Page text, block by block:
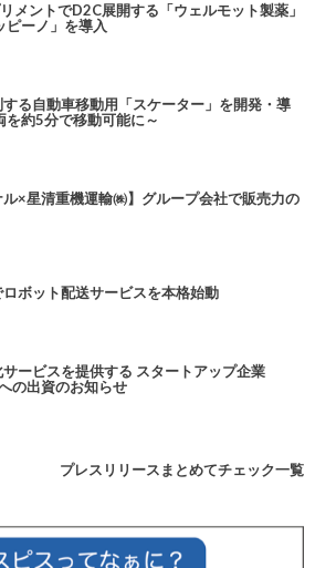
メントでD2C展開する「ウェルモット製薬」
ピーノ」を導入
る自動車移動用「スケーター」を開発・導
を約5分で移動可能に～
ル×星清重機運輸㈱】グループ会社で販売力の
ボット配送サービスを本格始動
ービスを提供する スタートアップ企業
の出資のお知らせ
プレスリリースまとめてチェック一覧